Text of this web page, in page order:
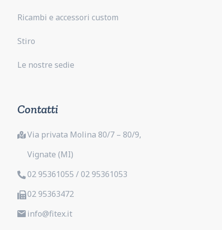
Ricambi e accessori custom
Stiro
Le nostre sedie
Contatti
Via privata Molina 80/7 – 80/9,
Vignate (MI)
02 95361055 / 02 95361053
02 95363472
info@fitex.it